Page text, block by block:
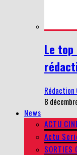
Le
Rédaction
8
News
ACTU
Actu
SORTIES